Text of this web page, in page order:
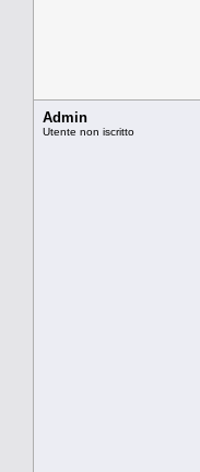
Admin
Utente non iscritto